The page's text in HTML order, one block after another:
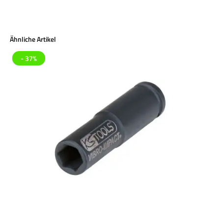
Produktgalerie überspringen
Ähnliche Artikel
- 37%